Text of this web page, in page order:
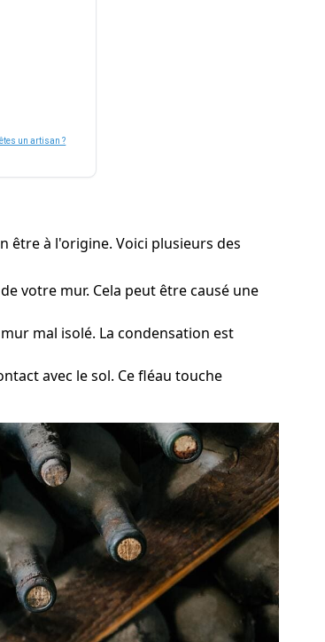
un artisan ?
être à l'origine. Voici plusieurs des
votre mur. Cela peut être causé une
mal isolé. La condensation est
avec le sol. Ce fléau touche